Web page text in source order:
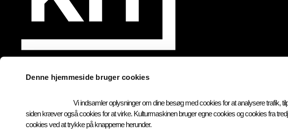
Denne hjemmeside bruger cookies
Vi indsamler oplysninger om dine besøg med cookies for at analysere trafik,
siden kræver også cookies for at virke. Kulturmaskinen bruger egne cookies og cookies fra
cookies ved at trykke på knapperne herunder.
Events
Værksteder
Åbningstider
Vision og